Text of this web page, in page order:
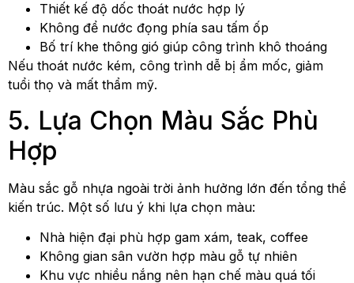
Thiết kế độ dốc thoát nước hợp lý
Không để nước đọng phía sau tấm ốp
Bố trí khe thông gió giúp công trình khô thoáng
Nếu thoát nước kém, công trình dễ bị ẩm mốc, giảm
tuổi thọ và mất thẩm mỹ.
5. Lựa Chọn Màu Sắc Phù
Hợp
Màu sắc gỗ nhựa ngoài trời ảnh hưởng lớn đến tổng thể
kiến trúc. Một số lưu ý khi lựa chọn màu:
Nhà hiện đại phù hợp gam xám, teak, coffee
Không gian sân vườn hợp màu gỗ tự nhiên
Khu vực nhiều nắng nên hạn chế màu quá tối